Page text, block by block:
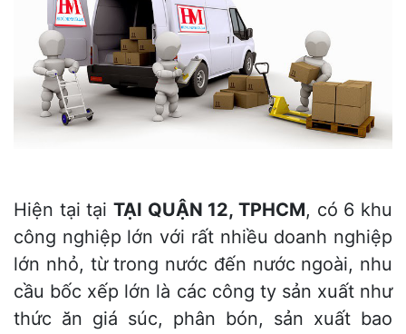
Hiện tại tại TẠI QUẬN 12, TPHCM, có 6 khu
công nghiệp lớn với rất nhiều doanh nghiệp
lớn nhỏ, từ trong nước đến nước ngoài, nhu
cầu bốc xếp lớn là các công ty sản xuất như
thức ăn giá súc, phân bón, sản xuất bao